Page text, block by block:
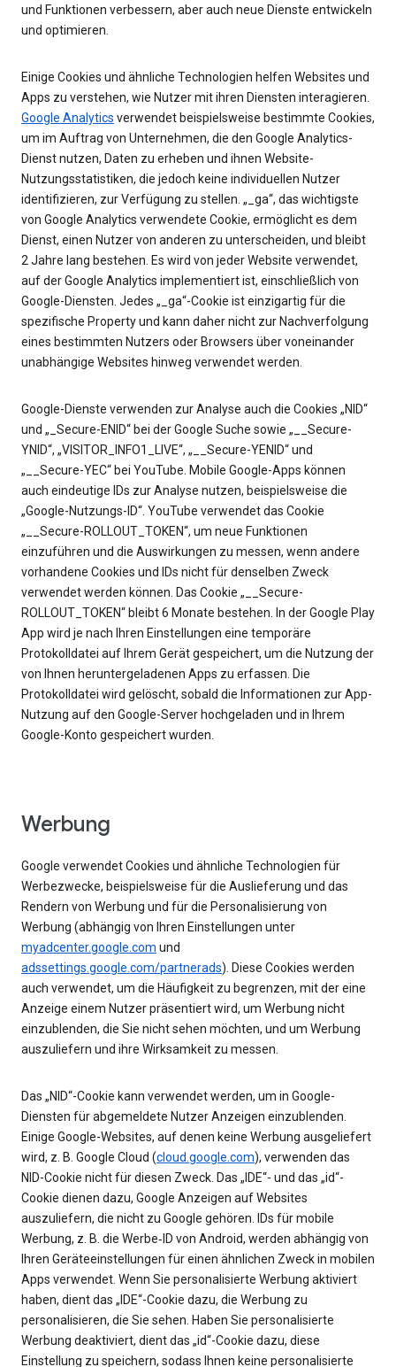
und Funktionen verbessern, aber auch neue Dienste entwickeln
und optimieren.
Einige Cookies und ähnliche Technologien helfen Websites und
Apps zu verstehen, wie Nutzer mit ihren Diensten interagieren.
Google Analytics verwendet beispielsweise bestimmte Cookies,
um im Auftrag von Unternehmen, die den Google Analytics-
Dienst nutzen, Daten zu erheben und ihnen Website-
Nutzungsstatistiken, die jedoch keine individuellen Nutzer
identifizieren, zur Verfügung zu stellen. „_ga“, das wichtigste
von Google Analytics verwendete Cookie, ermöglicht es dem
Dienst, einen Nutzer von anderen zu unterscheiden, und bleibt
2 Jahre lang bestehen. Es wird von jeder Website verwendet,
auf der Google Analytics implementiert ist, einschließlich von
Google-Diensten. Jedes „_ga“-Cookie ist einzigartig für die
spezifische Property und kann daher nicht zur Nachverfolgung
eines bestimmten Nutzers oder Browsers über voneinander
unabhängige Websites hinweg verwendet werden.
Google-Dienste verwenden zur Analyse auch die Cookies „NID“
und „_Secure-ENID“ bei der Google Suche sowie „__Secure-
YNID“, „VISITOR_INFO1_LIVE“, „__Secure-YENID“ und
„__Secure-YEC“ bei YouTube. Mobile Google-Apps können
auch eindeutige IDs zur Analyse nutzen, beispielsweise die
„Google-Nutzungs-ID“. YouTube verwendet das Cookie
„__Secure-ROLLOUT_TOKEN“, um neue Funktionen
einzuführen und die Auswirkungen zu messen, wenn andere
vorhandene Cookies und IDs nicht für denselben Zweck
verwendet werden können. Das Cookie „__Secure-
ROLLOUT_TOKEN“ bleibt 6 Monate bestehen. In der Google Play
App wird je nach Ihren Einstellungen eine temporäre
Protokolldatei auf Ihrem Gerät gespeichert, um die Nutzung der
von Ihnen heruntergeladenen Apps zu erfassen. Die
Protokolldatei wird gelöscht, sobald die Informationen zur App-
Nutzung auf den Google-Server hochgeladen und in Ihrem
Google-Konto gespeichert wurden.
Werbung
Google verwendet Cookies und ähnliche Technologien für
Werbezwecke, beispielsweise für die Auslieferung und das
Rendern von Werbung und für die Personalisierung von
Werbung (abhängig von Ihren Einstellungen unter
myadcenter.google.com und
adssettings.google.com/partnerads). Diese Cookies werden
auch verwendet, um die Häufigkeit zu begrenzen, mit der eine
Anzeige einem Nutzer präsentiert wird, um Werbung nicht
einzublenden, die Sie nicht sehen möchten, und um Werbung
auszuliefern und ihre Wirksamkeit zu messen.
Das „NID“-Cookie kann verwendet werden, um in Google-
Diensten für abgemeldete Nutzer Anzeigen einzublenden.
Einige Google-Websites, auf denen keine Werbung ausgeliefert
wird, z. B. Google Cloud (cloud.google.com), verwenden das
NID-Cookie nicht für diesen Zweck. Das „IDE“- und das „id“-
Cookie dienen dazu, Google Anzeigen auf Websites
auszuliefern, die nicht zu Google gehören. IDs für mobile
Werbung, z. B. die Werbe‑ID von Android, werden abhängig von
Ihren Geräteeinstellungen für einen ähnlichen Zweck in mobilen
Apps verwendet. Wenn Sie personalisierte Werbung aktiviert
haben, dient das „IDE“-Cookie dazu, die Werbung zu
personalisieren, die Sie sehen. Haben Sie personalisierte
Werbung deaktiviert, dient das „id“-Cookie dazu, diese
Einstellung zu speichern, sodass Ihnen keine personalisierte